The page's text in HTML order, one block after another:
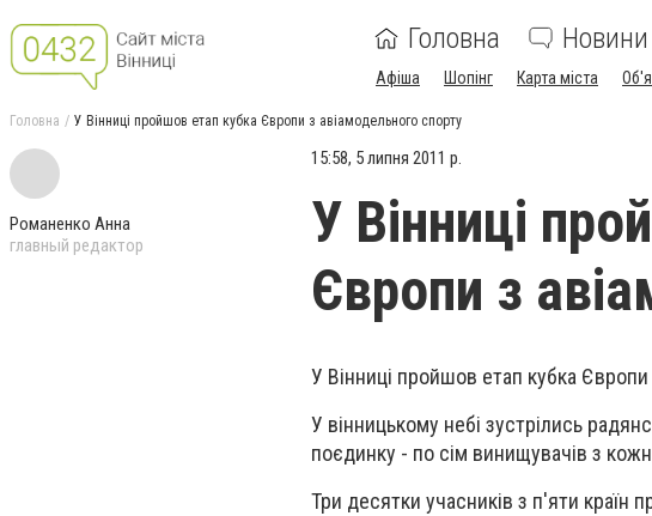
Головна Новини
Афіша Шопінг Карта міста
Головна У Вінниці пройшов етап кубка Європи з авіамодельного спорту
Романенко Анна
главный редактор
15:58, 5 липня 2011 р.
У Вінниці
Європи з
У Вінниці пройшов етап кубка
У вінницькому небі зустрілись
поєдинку - по сім винищувачів з
Три десятки учасників з п'яти країн